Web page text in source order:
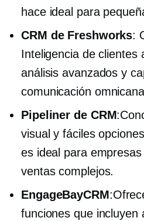
hace ideal para
CRM de Freshworks:
Inteligencia de clientes
análisis avanzados y
comunicación
Pipeliner de CRM
visual y fáciles
es ideal para
ventas complejos.
EngageBayCRM
funciones que incluyen